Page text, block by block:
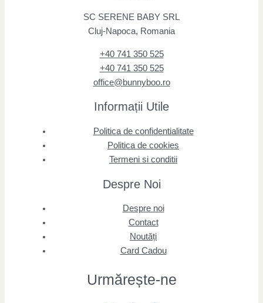
SC SERENE BABY SRL
Cluj-Napoca, Romania
+40 741 350 525
+40 741 350 525
office@bunnyboo.ro
Informații Utile
Politica de confidentialitate
Politica de cookies
Termeni si conditii
Despre Noi
Despre noi
Contact
Noutăți
Card Cadou
Urmărește-ne